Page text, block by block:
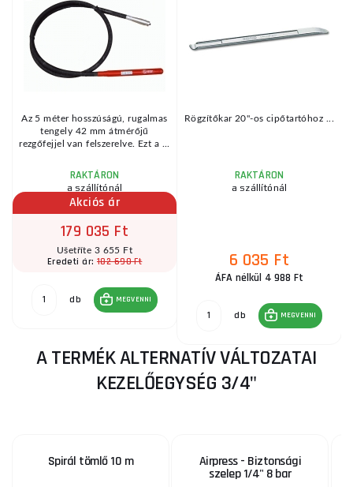
Az 5 méter hosszúságú, rugalmas
tengely 42 mm átmérőjű
rezgőfejjel van felszerelve. Ezt a ...
RAKTÁRON
a szállítónál
Akciós ár
179 035 Ft
Ušetříte 3 655 Ft
Eredeti ár: 182 690 Ft
db MEGVENNI
Rögzítőkar 20"-os cipőtartóhoz ...
RAKTÁRON
a szállítónál
6 035 Ft
ÁFA nélkül 4 988 Ft
db MEGVENNI
A TERMÉK ALTERNATÍV VÁLTOZATAI
KEZELŐEGYSÉG 3/4"
Spirál tömlő 10 m Airpress - Biztonsági
szelep 1/4" 8 bar